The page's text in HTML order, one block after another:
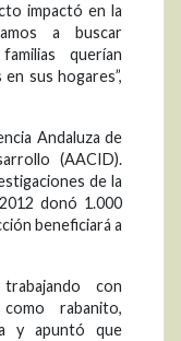
impactó en la
a buscar
querían
sus hogares”,
Andaluza de
(AACID).
de la
donó 1.000
beneficiará a
con
rabanito,
y apuntó que